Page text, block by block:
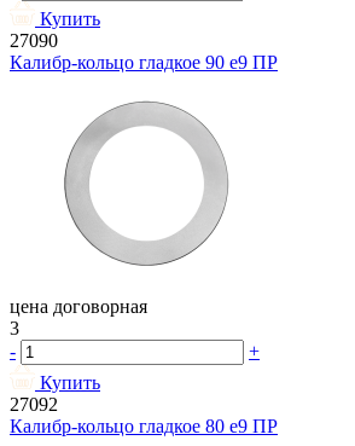
Купить
27090
Калибр-кольцо гладкое 90 e9 ПР
цена договорная
3
-
+
Купить
27092
Калибр-кольцо гладкое 80 e9 ПР